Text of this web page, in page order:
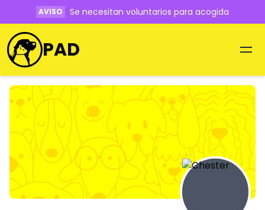
AVISO Se necesitan voluntarios para acogida
PAD